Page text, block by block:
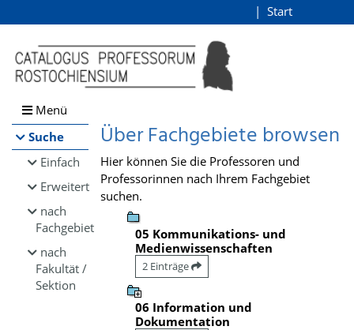
Browsen
direkt zum Inhalt
Start
Menü
Suche
Einfach
Erweitert
nach
Fachgebiet
nach
Fakultät /
Sektion
Über Fachgebiete browsen
Hier können Sie die Professoren und
Professorinnen nach Ihrem Fachgebiet
suchen.
05 Kommunikations- und
Medienwissenschaften
2 Einträge
06 Information und
Dokumentation